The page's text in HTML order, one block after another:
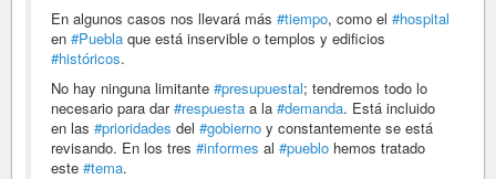
En algunos casos nos llevará más #tiempo, como el #hospital
en #Puebla que está inservible o templos y edificios
#históricos.
No hay ninguna limitante #presupuestal; tendremos todo lo
necesario para dar#respuesta a la #demanda. Está incluido
en las #prioridades del #gobierno y constantemente se está
revisando. En los tres #informes al #pueblo hemos tratado
este #tema.